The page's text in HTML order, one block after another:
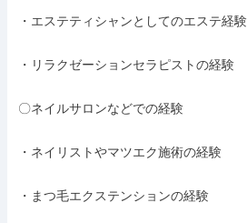
・エステティシャンとしてのエステ経験
・リラクゼーションセラピストの経験
〇ネイルサロンなどでの経験
・ネイリストやマツエク施術の経験
・まつ毛エクステンションの経験